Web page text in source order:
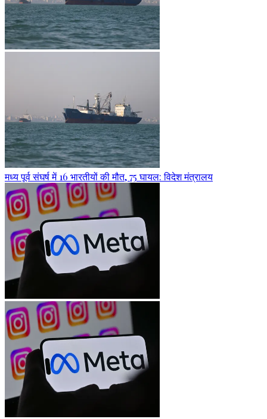
मध्य पूर्व संघर्ष में 16 भारतीयों की मौत, 75 घायल: विदेश मंत्रालय